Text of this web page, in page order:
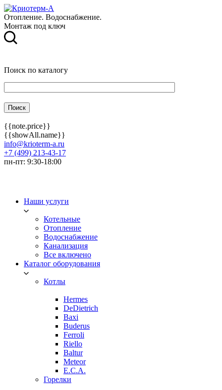
Отопление. Водоснабжение.
Монтаж под ключ
Поиск по каталогу
{{note.price}}
{{showAll.name}}
info@krioterm-a.ru
+7 (499) 213-43-17
пн-пт: 9:30-18:00
Наши услуги
Котельные
Отопление
Водоснабжение
Канализация
Все включено
Каталог оборудования
Котлы
Hermes
DeDietrich
Baxi
Buderus
Ferroli
Riello
Baltur
Meteor
E.C.A.
Горелки